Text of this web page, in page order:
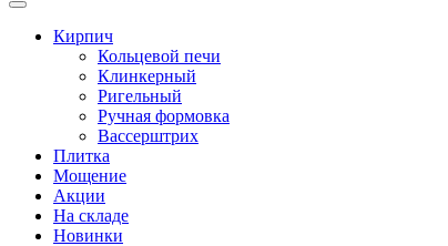
Кирпич
Кольцевой печи
Клинкерный
Ригельный
Ручная формовка
Вассерштрих
Плитка
Мощение
Акции
На складе
Новинки